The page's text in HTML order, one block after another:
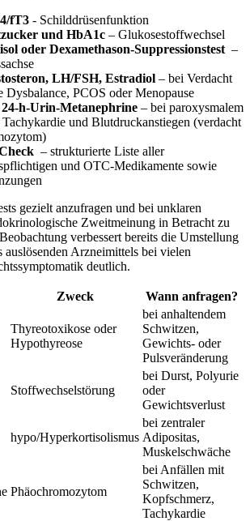
fT3 ‍- Schilddrüsenfunktion
‍und HbA1c – Glukosestoffwechsel
oder Dexamethason‑Suppressionstest ⁤ –
LH/FSH, ​Estradiol – bei⁤ Verdacht
Dysbalance, PCOS oder Menopause
– bei paroxysmalem
⁣und Blutdruckanstiegen (verdacht
‍ – strukturierte Liste aller
und ​OTC‑Medikamente sowie
gezielt anzufragen ‌und bei unklaren
Zweitmeinung⁤ in Betracht zu⁣
verbessert bereits die Umstellung
auslösenden Arzneimittels bei​ vielen
deutlich.
Zweck Wann anfragen?
Thyreotoxikose ⁢oder
⁣Hypothyreose
bei ‌anhaltendem⁢
Schwitzen,‍
Gewichts‑ oder
Pulsveränderung
Stoffwechselstörung
bei Durst, ⁣Polyurie
‍oder
Gewichtsverlust
hypo/Hyperkortisolismus
bei zentraler⁢
Adipositas,⁢
Muskelschwäche
Phäochromozytom
bei Anfällen ​mit
Schwitzen,
‍Kopfschmerz,​
Tachykardie